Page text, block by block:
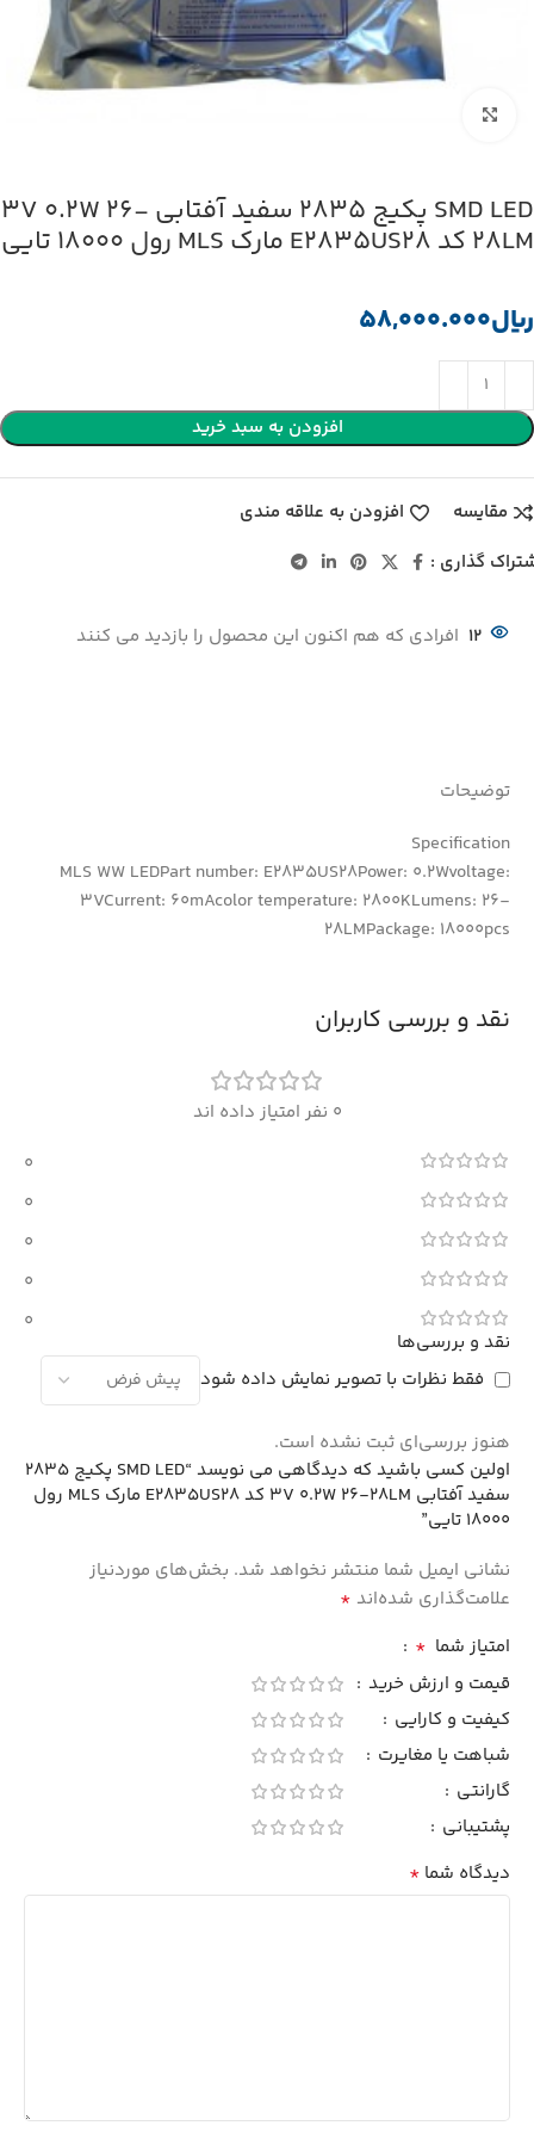
SMD LED پکیج 2835 سفید آفتابی 3V 0.2W 26-
28LM کد E2835US28 مارک MLS رول 18000 تایی
﷼
افزودن به سبد خرید
مقایسه
افزودن به علاقه مندی
گذاری :
12 افرادی که هم اکنون این محصول را بازدید می کنند
توضیحات
Specification
MLS WW LEDPart number: E2835US28Power: 0.2Wvoltage:
3VCurrent: 60mAcolor temperature: 2800KLumens: 26-
28LMPackage: 18000pcs
نقد و بررسی کاربران
0 نفر امتیاز داده اند
0
0
0
0
0
نقد و بررسی‌ها
فقط نظرات با تصویر نمایش داده شود
هنوز بررسی‌ای ثبت نشده است.
اولین کسی باشید که دیدگاهی می نویسد “SMD LED پکیج 2835
سفید آفتابی 3V 0.2W 26-28LM کد E2835US28 مارک MLS رول
18000 تایی”
نشانی ایمیل شما منتشر نخواهد شد. بخش‌های موردنیاز
علامت‌گذاری شده‌اند *
امتیاز شما *
قیمت و ارزش خرید
کیفیت و کارایی
شباهت یا مغایرت
گارانتی
پشتیبانی
دیدگاه شما *